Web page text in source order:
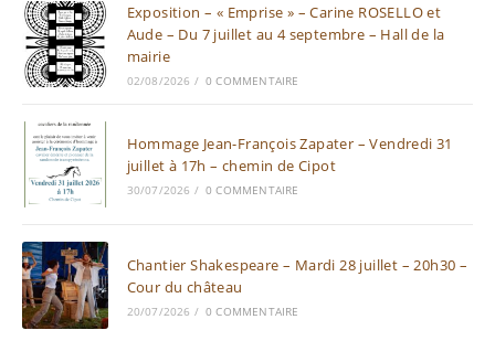
Exposition – « Emprise » – Carine ROSELLO et
Aude – Du 7 juillet au 4 septembre – Hall de la
mairie
02/08/2026 / 0 COMMENTAIRE
Hommage Jean-François Zapater – Vendredi 31
juillet à 17h – chemin de Cipot
30/07/2026 / 0 COMMENTAIRE
Chantier Shakespeare – Mardi 28 juillet – 20h30 –
Cour du château
20/07/2026 / 0 COMMENTAIRE